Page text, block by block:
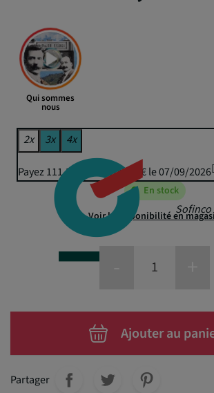
Qui sommes
nous
Sofinco
2x 3x 4x
Payez 111,38 € puis 109,50 € le 07/09/2026
En stock
Voir la disponibilité en
Ajouter au
Partager